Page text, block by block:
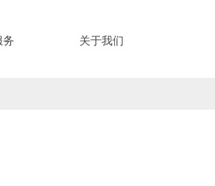
务 关于我们